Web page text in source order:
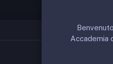
Accademia